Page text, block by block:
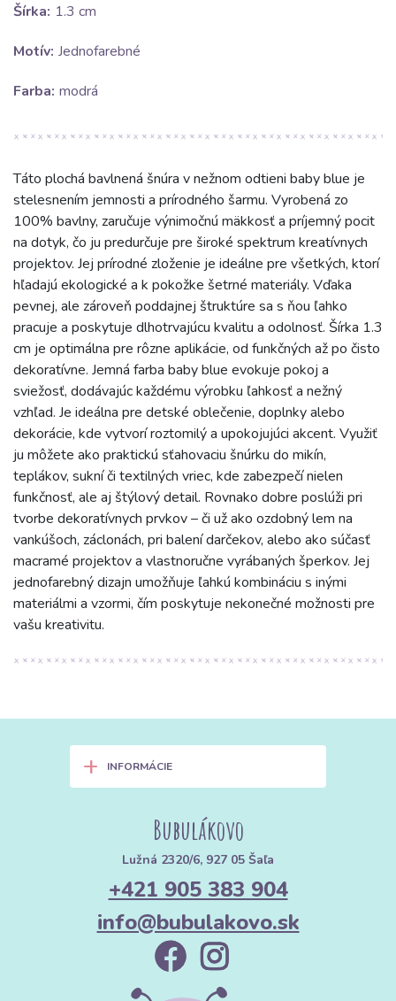
Šírka: 1.3 cm
Motív: Jednofarebné
Farba: modrá
Táto plochá bavlnená šnúra v nežnom odtieni baby blue je
stelesnením jemnosti a prírodného šarmu. Vyrobená zo
100% bavlny, zaručuje výnimočnú mäkkosť a príjemný pocit
na dotyk, čo ju predurčuje pre široké spektrum kreatívnych
projektov. Jej prírodné zloženie je ideálne pre všetkých, ktorí
hľadajú ekologické a k pokožke šetrné materiály. Vďaka
pevnej, ale zároveň poddajnej štruktúre sa s ňou ľahko
pracuje a poskytuje dlhotrvajúcu kvalitu a odolnosť. Šírka 1.3
cm je optimálna pre rôzne aplikácie, od funkčných až po čisto
dekoratívne. Jemná farba baby blue evokuje pokoj a
sviežosť, dodávajúc každému výrobku ľahkosť a nežný
vzhľad. Je ideálna pre detské oblečenie, doplnky alebo
dekorácie, kde vytvorí roztomilý a upokojujúci akcent. Využiť
ju môžete ako praktickú sťahovaciu šnúrku do mikín,
teplákov, sukní či textilných vriec, kde zabezpečí nielen
funkčnosť, ale aj štýlový detail. Rovnako dobre poslúži pri
tvorbe dekoratívnych prvkov – či už ako ozdobný lem na
vankúšoch, záclonách, pri balení darčekov, alebo ako súčasť
macramé projektov a vlastnoručne vyrábaných šperkov. Jej
jednofarebný dizajn umožňuje ľahkú kombináciu s inými
materiálmi a vzormi, čím poskytuje nekonečné možnosti pre
vašu kreativitu.
+ INFORMÁCIE
Bubulákovo
Lužná 2320/6, 927 05 Šaľa
+421 905 383 904
info@bubulakovo.sk